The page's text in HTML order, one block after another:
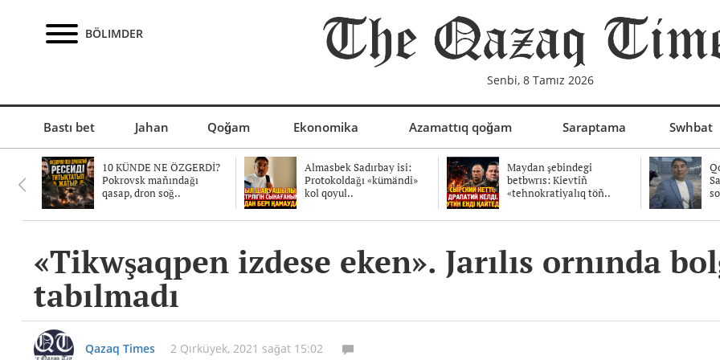
BÖLIMDER
Senbi, 8 Tamız 2026
Bastı bet Jahan Qoğam Ekonomika Azamattıq qoğam Saraptama Swhbat
10 KÜNDE NE ÖZGERDİ?
Pokrovsk mañındağı
qasap, dron soğ..
Almasbek Sadırbay isi:
Protokoldağı «kümändi»
kol qoyul..
Maydan şebindegi
betbwrıs: Kievtiñ
«tehnokratiyalıq töñ..
«Tikwşaqpen izdese eken». Jarılıs ornında
tabılmadı
Qazaq Times 2 Qırküyek, 2021 sağat 15:02